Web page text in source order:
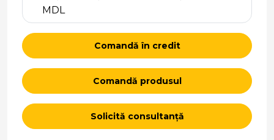
MDL
Comandă în credit
Comandă produsul
Solicită consultanță